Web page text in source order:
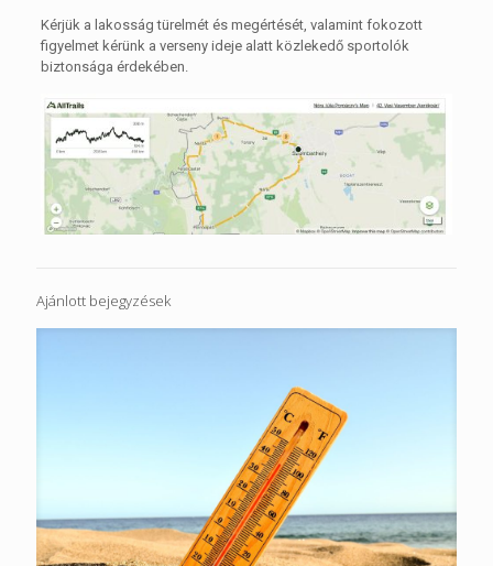
Kérjük a lakosság türelmét és megértését, valamint fokozott
figyelmet kérünk a verseny ideje alatt közlekedő sportolók
biztonsága érdekében.
Ajánlott bejegyzések